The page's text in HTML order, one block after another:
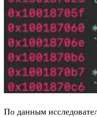
По данным